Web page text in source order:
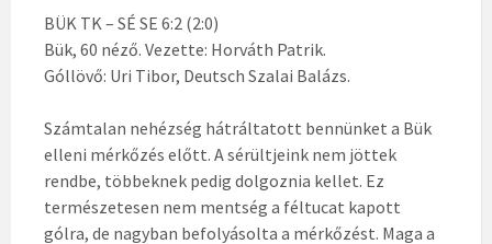
BÜK TK – SÉ SE 6:2 (2:0)
Bük, 60 néző. Vezette: Horváth Patrik.
Góllövő: Uri Tibor, Deutsch Szalai Balázs.
Számtalan nehézség hátráltatott bennünket a Bük
elleni mérkőzés előtt. A sérültjeink nem jöttek
rendbe, többeknek pedig dolgoznia kellet. Ez
természetesen nem mentség a féltucat kapott
gólra, de nagyban befolyásolta a mérkőzést. Maga a